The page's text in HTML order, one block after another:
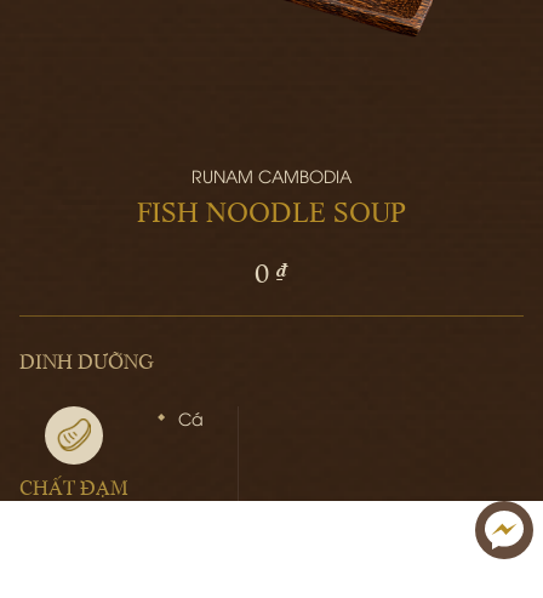
RUNAM CAMBODIA
FISH NOODLE SOUP
0 ₫
DINH DƯỠNG
CHẤT ĐẠM
Cá